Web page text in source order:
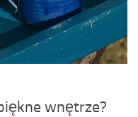
wnętrze?